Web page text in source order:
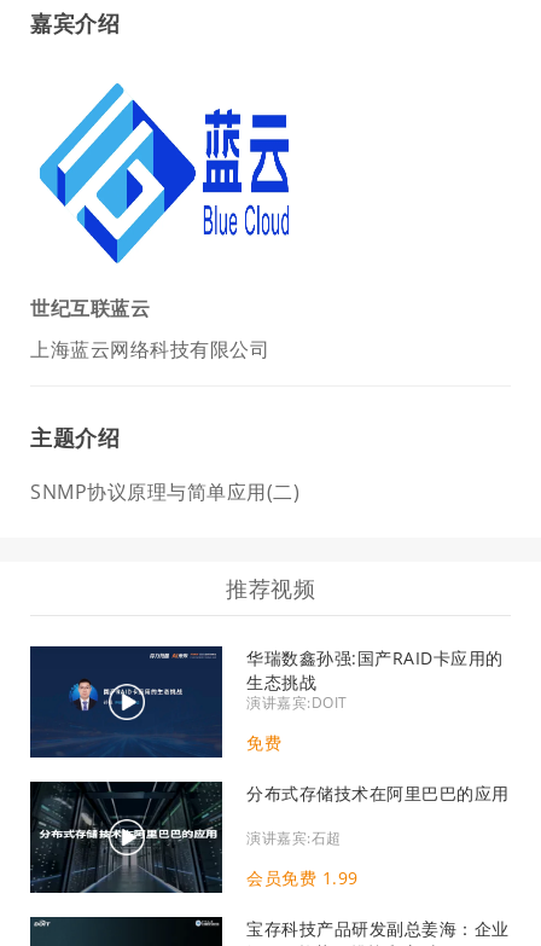
嘉宾介绍
世纪互联蓝云
上海蓝云网络科技有限公司
主题介绍
SNMP协议原理与简单应用(二)
推荐视频
华瑞数鑫孙强:国产RAID卡应用的
生态挑战
演讲嘉宾:DOIT
免费
分布式存储技术在阿里巴巴的应用
演讲嘉宾:石超
会员免费 1.99
宝存科技产品研发副总姜海：企业